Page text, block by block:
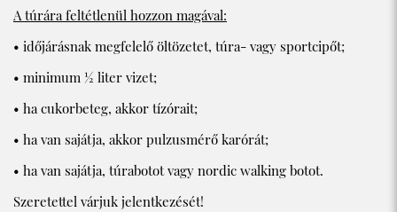
A túrára feltétlenül hozzon magával:
• időjárásnak megfelelő öltözetet, túra- vagy sportcipőt;
• minimum ½ liter vizet;
• ha cukorbeteg, akkor tízórait;
• ha van sajátja, akkor pulzusmérő karórát;
• ha van sajátja, túrabotot vagy nordic walking botot.
Szeretettel várjuk jelentkezését!